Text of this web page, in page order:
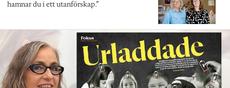
hamnar du i ett utanförskap.”